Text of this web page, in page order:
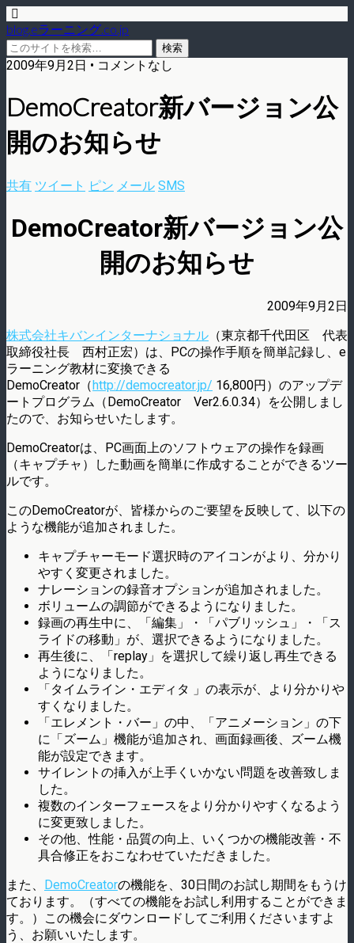
blog.eラーニング.co.jp
2009年9月2日 • コメントなし
DemoCreator新バージョン公
開のお知らせ
共有 ツイート ピン メール SMS
DemoCreator新バージョン公
開のお知らせ
2009年9月2日
株式会社キバンインターナショナル （東京都千代田区 代表
取締役社長 西村正宏）は、PCの操作手順を簡単記録し、e
ラーニング教材に変換できる
DemoCreator（http://democreator.jp/ 16,800円）のアップデ
ートプログラム（DemoCreator Ver2.6.0.34）を公開しまし
たので、お知らせいたします。
DemoCreatorは、PC画面上のソフトウェアの操作を録画
（キャプチャ）した動画を簡単に作成することができるツー
ルです。
このDemoCreatorが、皆様からのご要望を反映して、以下の
ような機能が追加されました。
キャプチャーモード選択時のアイコンがより、分かり
やすく変更されました。
ナレーションの録音オプションが追加されました。
ボリュームの調節ができるようになりました。
録画の再生中に、「編集」・「パブリッシュ」・「ス
ライドの移動」が、選択できるようになりました。
再生後に、「replay」を選択して繰り返し再生できる
ようになりました。
「タイムライン・エディタ 」の表示が、より分かりや
すくなりました。
「エレメント・バー」の中、「アニメーション」の下
に「ズーム」機能が追加され、画面録画後、ズーム機
能が設定できます。
サイレントの挿入が上手くいかない問題を改善致しま
した。
複数のインターフェースをより分かりやすくなるよう
に変更致しました。
その他、性能・品質の向上、いくつかの機能改善・不
具合修正をおこなわせていただきました。
また、 DemoCreatorの機能を、30日間のお試し期間をもうけ
ております。（すべての機能をお試し利用することができま
す。）この機会にダウンロードしてご利用くださいますよ
う、お願いいたします。